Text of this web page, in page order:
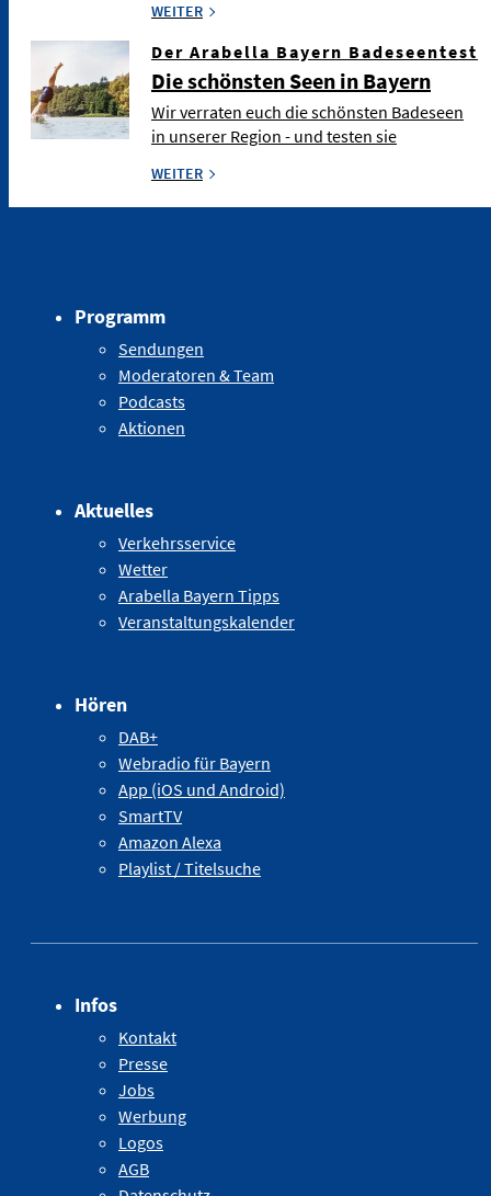
WEITER
Der Arabella Bayern Badeseentest
Die schönsten Seen in Bayern
Wir verraten euch die schönsten Badeseen
in unserer Region - und testen sie
WEITER
Programm
Sendungen
Moderatoren & Team
Podcasts
Aktionen
Aktuelles
Verkehrsservice
Wetter
Arabella Bayern Tipps
Veranstaltungskalender
Hören
DAB+
Webradio für Bayern
App (iOS und Android)
SmartTV
Amazon Alexa
Playlist / Titelsuche
Infos
Kontakt
Presse
Jobs
Werbung
Logos
AGB